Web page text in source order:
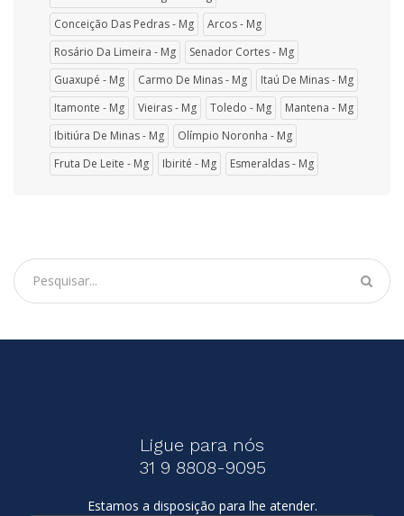
Conceição Das Pedras - Mg
Arcos - Mg
Rosário Da Limeira - Mg
Senador Cortes - Mg
Guaxupé - Mg
Carmo De Minas - Mg
Itaú De Minas - Mg
Itamonte - Mg
Vieiras - Mg Toledo - Mg
Mantena - Mg
Ibitiúra De Minas - Mg
Olímpio Noronha - Mg
Fruta De Leite - Mg
Ibirité - Mg Esmeraldas - Mg
Ligue para nós
31 9 8808-9095
Estamos a disposição para lhe atender.